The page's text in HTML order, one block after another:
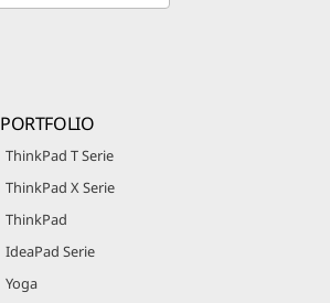
PORTFOLIO
ThinkPad T Serie
ThinkPad X Serie
ThinkPad
IdeaPad Serie
Yoga